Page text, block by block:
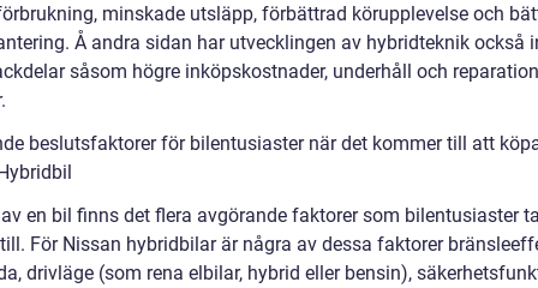
minskade utsläpp, förbättrad körupplevelse och
Å andra sidan har utvecklingen av hybridteknik också
såsom högre inköpskostnader, underhåll och
beslutsfaktorer för bilentusiaster när det kommer till att
en bil finns det flera avgörande faktorer som bilentusiaster
För Nissan hybridbilar är några av dessa faktorer
drivläge (som rena elbilar, hybrid eller bensin),